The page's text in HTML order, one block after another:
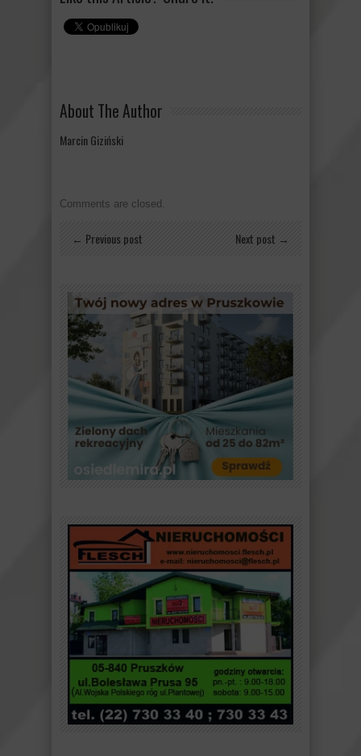
About The Author
Marcin Giziński
Comments are closed.
← Previous post Next post →